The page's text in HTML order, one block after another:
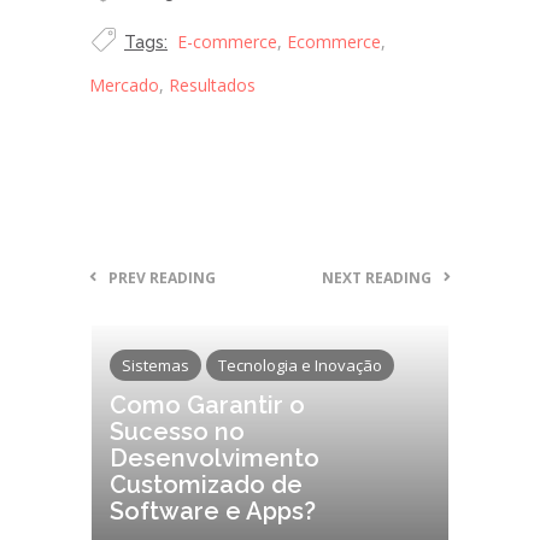
Tags: E-commerce, Ecommerce,
Mercado, Resultados
PREV READING NEXT READING
Sistemas Tecnologia e Inovação
Como Garantir o
Sucesso no
Desenvolvimento
Customizado de
Software e Apps?